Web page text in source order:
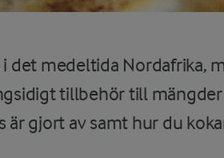
det medeltida Nordafrika,
tillbehör till
är gjort av samt hur du